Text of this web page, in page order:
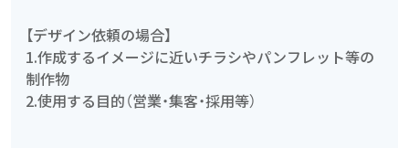
【デザイン依頼の場合】
1.作成するイメージに近いチラシやパンフレット等の
制作物
2.使用する目的（営業・集客・採用等）